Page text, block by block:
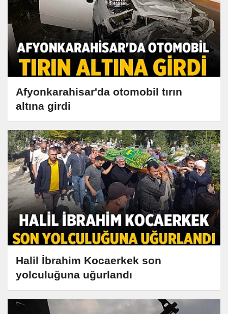
Afyonkarahisar'da otomobil tırın
altına girdi
Halil İbrahim Kocaerkek son
yolculuğuna uğurlandı